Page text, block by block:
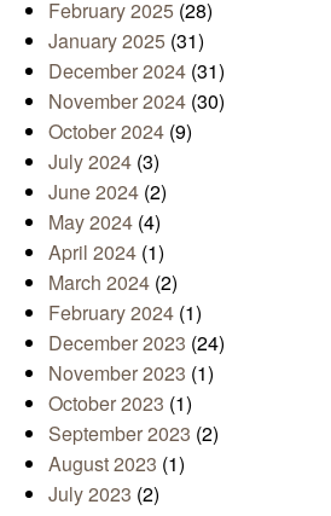
February 2025 (28)
January 2025 (31)
December 2024 (31)
November 2024 (30)
October 2024 (9)
July 2024 (3)
June 2024 (2)
May 2024 (4)
April 2024 (1)
March 2024 (2)
February 2024 (1)
December 2023 (24)
November 2023 (1)
October 2023 (1)
September 2023 (2)
August 2023 (1)
July 2023 (2)